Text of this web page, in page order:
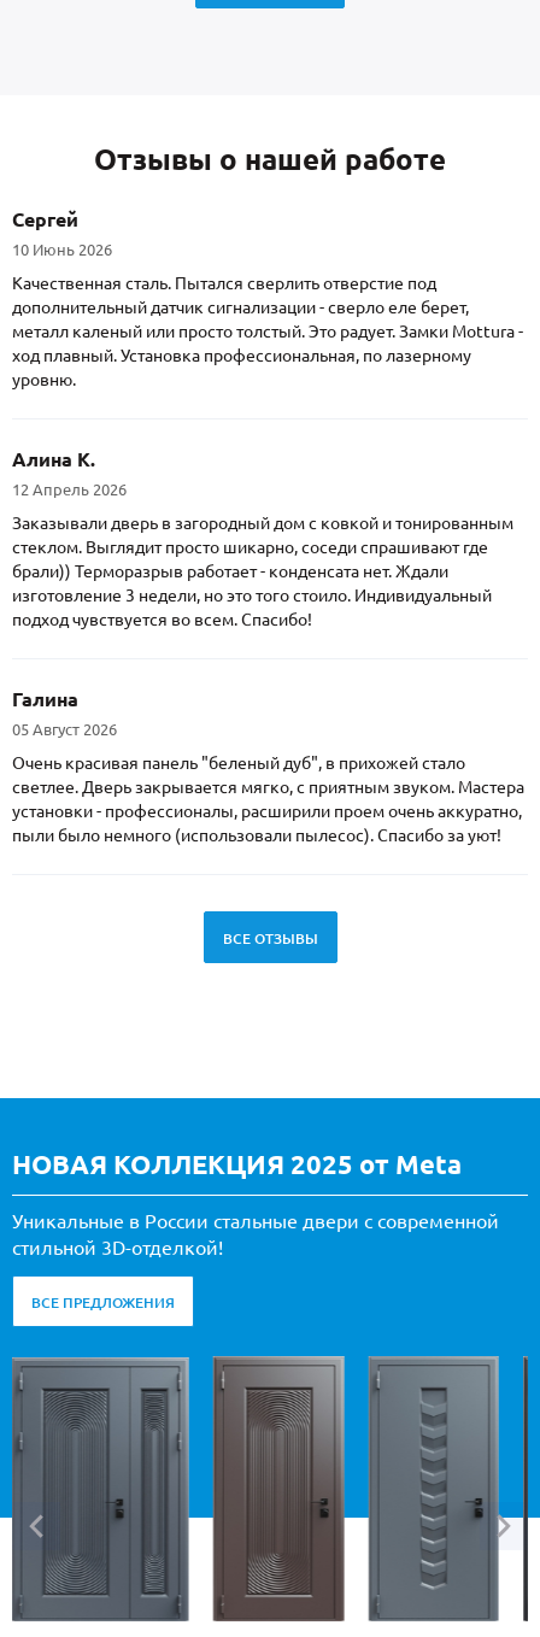
Отзывы о нашей работе
Сергей
10 Июнь 2026
Качественная сталь. Пытался сверлить отверстие под
дополнительный датчик сигнализации - сверло еле берет,
металл каленый или просто толстый. Это радует. Замки Mottura -
ход плавный. Установка профессиональная, по лазерному
уровню.
Алина К.
12 Апрель 2026
Заказывали дверь в загородный дом с ковкой и тонированным
стеклом. Выглядит просто шикарно, соседи спрашивают где
брали)) Терморазрыв работает - конденсата нет. Ждали
изготовление 3 недели, но это того стоило. Индивидуальный
подход чувствуется во всем. Спасибо!
Галина
05 Август 2026
Очень красивая панель "беленый дуб", в прихожей стало
светлее. Дверь закрывается мягко, с приятным звуком. Мастера
установки - профессионалы, расширили проем очень аккуратно,
пыли было немного (использовали пылесос). Спасибо за уют!
ВСЕ ОТЗЫВЫ
НОВАЯ КОЛЛЕКЦИЯ 2025 от Meta
Уникальные в России стальные двери с современной
стильной 3D-отделкой!
ВСЕ ПРЕДЛОЖЕНИЯ